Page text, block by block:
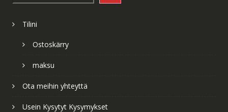
Tilini
Ostoskärry
maksu
Ota meihin yhteyttä
Usein Kysytyt Kysymykset